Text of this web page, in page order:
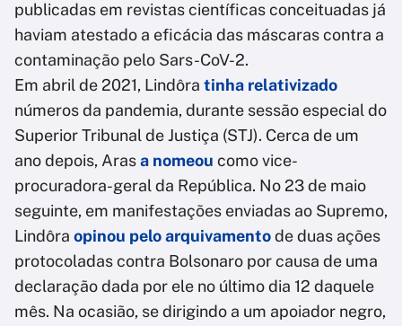
publicadas em revistas científicas conceituadas já
haviam atestado a eficácia das máscaras contra a
contaminação pelo Sars-CoV-2.
Em abril de 2021, Lindôra tinha relativizado
números da pandemia, durante sessão especial do
Superior Tribunal de Justiça (STJ). Cerca de um
ano depois, Arasa nomeou como vice-
procuradora-geral da República. No 23 de maio
seguinte, em manifestações enviadas ao Supremo,
Lindôra opinou pelo arquivamentode duas ações
protocoladas contra Bolsonaro por causa de uma
declaração dada por ele no último dia 12 daquele
mês. Na ocasião, se dirigindo a um apoiador negro,